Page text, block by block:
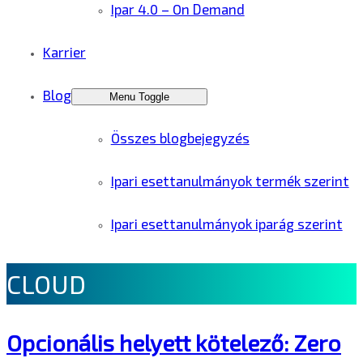
Ipar 4.0 – On Demand
Karrier
Blog Menu Toggle
Összes blogbejegyzés
Ipari esettanulmányok termék szerint
Ipari esettanulmányok iparág szerint
CLOUD
Opcionális helyett kötelező: Zero